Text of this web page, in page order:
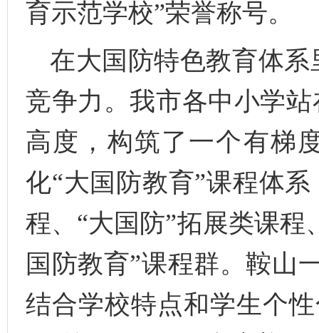
育示范学校”荣誉称号。
在大国防特色教育体
竞争力。我市各中小学
高度，构筑了一个有梯
化“大国防教育”课程体
程、“大国防”拓展类课程
国防教育”课程群。鞍山
结合学校特点和学生个